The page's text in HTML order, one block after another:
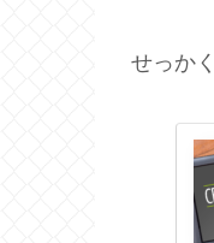
せっか